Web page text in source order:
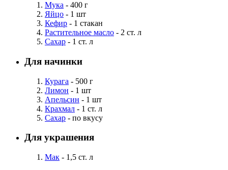
Мука - 400 г
Яйцо - 1 шт
Кефир - 1 стакан
Растительное масло - 2 ст. л
Сахар - 1 ст. л
Для начинки
Курага - 500 г
Лимон - 1 шт
Апельсин - 1 шт
Крахмал - 1 ст. л
Сахар - по вкусу
Для украшения
Мак - 1,5 ст. л